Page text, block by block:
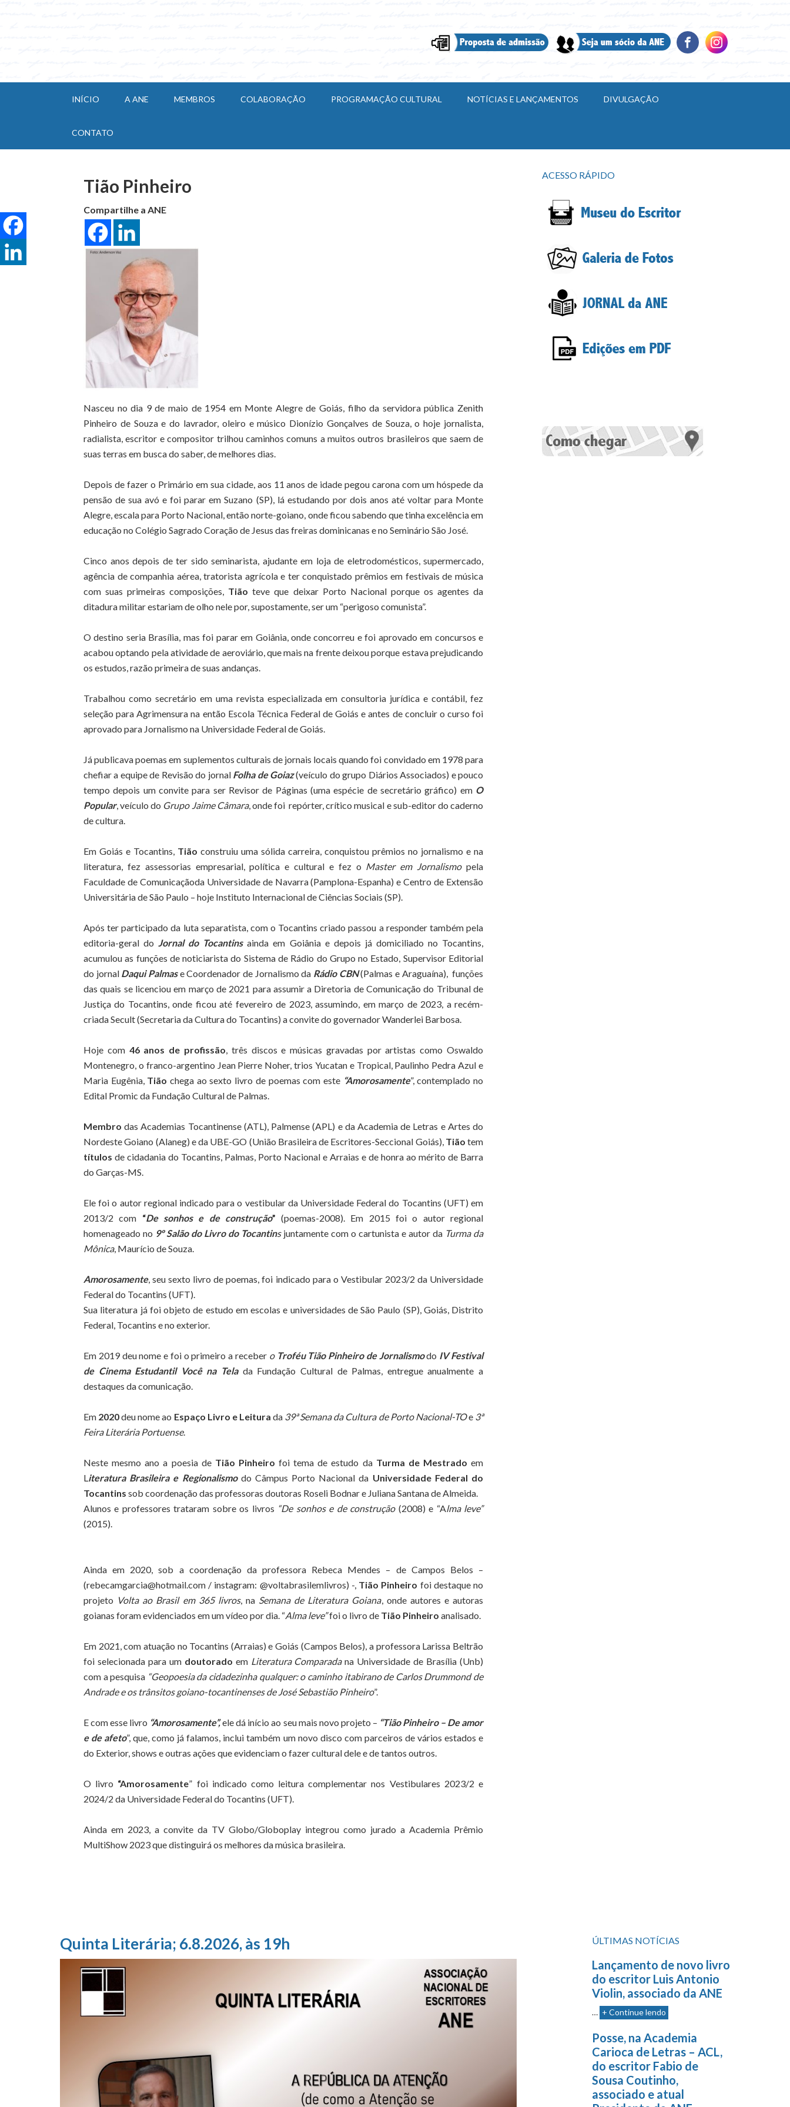
INÍCIO A ANE MEMBROS COLABORAÇÃO PROGRAMAÇÃO CULTURAL NOTÍCIAS E LANÇAMENTOS DIVULGAÇÃO
CONTATO
Tião Pinheiro
Compartilhe a ANE
Nasceu no dia 9 de maio de 1954 em Monte Alegre de Goiás, filho da servidora pública Zenith
Pinheiro de Souza e do lavrador, oleiro e músico Dionízio Gonçalves de Souza, o hoje jornalista,
radialista, escritor e compositor trilhou caminhos comuns a muitos outros brasileiros que saem de
suas terras em busca do saber, de melhores dias.
Depois de fazer o Primário em sua cidade, aos 11 anos de idade pegou carona com um hóspede da
pensão de sua avó e foi parar em Suzano (SP), lá estudando por dois anos até voltar para Monte
Alegre, escala para Porto Nacional, então norte-goiano, onde ficou sabendo que tinha excelência em
educação no Colégio Sagrado Coração de Jesus das freiras dominicanas e no Seminário São José.
Cinco anos depois de ter sido seminarista, ajudante em loja de eletrodomésticos, supermercado,
agência de companhia aérea, tratorista agrícola e ter conquistado prêmios em festivais de música
com suas primeiras composições, Tião teve que deixar Porto Nacional porque os agentes da
ditadura militar estariam de olho nele por, supostamente, ser um “perigoso comunista”.
O destino seria Brasília, mas foi parar em Goiânia, onde concorreu e foi aprovado em concursos e
acabou optando pela atividade de aeroviário, que mais na frente deixou porque estava prejudicando
os estudos, razão primeira de suas andanças.
Trabalhou como secretário em uma revista especializada em consultoria jurídica e contábil, fez
seleção para Agrimensura na então Escola Técnica Federal de Goiás e antes de concluir o curso foi
aprovado para Jornalismo na Universidade Federal de Goiás.
Já publicava poemas em suplementos culturais de jornais locais quando foi convidado em 1978 para
chefiar a equipe de Revisão do jornal Folha de Goiaz(veículo do grupo Diários Associados) e pouco
tempo depois um convite para ser Revisor de Páginas (uma espécie de secretário gráfico) em O
Popular, veículo do Grupo Jaime Câmara, onde foi repórter, crítico musical e sub-editor do caderno
de cultura.
Em Goiás e Tocantins, Tião construiu uma sólida carreira, conquistou prêmios no jornalismo e na
literatura, fez assessorias empresarial, política e cultural e fez o Master em Jornalismopela
Faculdade de Comunicaçãoda Universidade de Navarra (Pamplona-Espanha) e Centro de Extensão
Universitária de São Paulo – hoje Instituto Internacional de Ciências Sociais (SP).
Após ter participado da luta separatista, com o Tocantins criado passou a responder também pela
editoria-geral doJornal do Tocantinsainda em Goiânia e depois já domiciliado no Tocantins,
acumulou as funções de noticiarista do Sistema de Rádio do Grupo no Estado, Supervisor Editorial
do jornal Daqui Palmase Coordenador de Jornalismo da Rádio CBN(Palmas e Araguaína), funções
das quais se licenciou em março de 2021 para assumir a Diretoria de Comunicação do Tribunal de
Justiça do Tocantins, onde ficou até fevereiro de 2023, assumindo, em março de 2023, a recém-
criada Secult (Secretaria da Cultura do Tocantins) a convite do governador Wanderlei Barbosa.
Hoje com 46 anos de profissão, três discos e músicas gravadas por artistas como Oswaldo
Montenegro, o franco-argentino Jean Pierre Noher, trios Yucatan e Tropical, Paulinho Pedra Azul e
Maria Eugênia, Tião chega ao sexto livro de poemas com este “Amorosamente”, contemplado no
Edital Promic da Fundação Cultural de Palmas.
Membrodas Academias Tocantinense (ATL), Palmense (APL) e da Academia de Letras e Artes do
Nordeste Goiano (Alaneg) e da UBE-GO (União Brasileira de Escritores-Seccional Goiás), Tião tem
títulos de cidadania do Tocantins, Palmas, Porto Nacional e Arraias e de honra ao mérito de Barra
do Garças-MS.
Ele foi o autor regional indicado para o vestibular da Universidade Federal do Tocantins (UFT) em
2013/2 com “De sonhos e de construção” (poemas-2008). Em 2015 foi o autor regional
homenageado no 9º Salão do Livro do Tocantinsjuntamente com o cartunista e autor da Turma da
Mônica, Maurício de Souza.
Amorosamente, seu sexto livro de poemas, foi indicado para o Vestibular 2023/2 da Universidade
Federal do Tocantins (UFT).
Sua literatura já foi objeto de estudo em escolas e universidades de São Paulo (SP), Goiás, Distrito
Federal, Tocantins e no exterior.
Em 2019 deu nome e foi o primeiro a receber o Troféu Tião Pinheiro de Jornalismodo IV Festival
de Cinema Estudantil Você na Telada Fundação Cultural de Palmas, entregue anualmente a
destaques da comunicação.
Em 2020deu nome ao Espaço Livro e Leitura da 39ª Semana da Cultura de Porto Nacional-TOe 3ª
Feira Literária Portuense.
Neste mesmo ano a poesia deTião Pinheiro foi tema de estudo da Turma de Mestrado em
Literatura Brasileira e Regionalismodo Câmpus Porto Nacional da Universidade Federal do
Tocantins sob coordenação das professoras doutoras Roseli Bodnar e Juliana Santana de Almeida.
Alunos e professores trataram sobre os livros “De sonhos e de construção(2008) e “Alma leve”
(2015).
Ainda em 2020, sob a coordenação da professora Rebeca Mendes – de Campos Belos –
(rebecamgarcia@hotmail.com / instagram: @voltabrasilemlivros) -, Tião Pinheiro foi destaque no
projeto Volta ao Brasil em 365 livros, na Semana de Literatura Goiana, onde autores e autoras
goianas foram evidenciados em um vídeo por dia. “Alma leve”foi o livro de Tião Pinheiro analisado.
Em 2021, com atuação no Tocantins (Arraias) e Goiás (Campos Belos), a professora Larissa Beltrão
foi selecionada para um doutorado em Literatura Comparadana Universidade de Brasília (Unb)
com a pesquisa “Geopoesia da cidadezinha qualquer: o caminho itabirano de Carlos Drummond de
Andrade e os trânsitos goiano-tocantinenses de José Sebastião Pinheiro”.
E com esse livro “Amorosamente”,ele dá início ao seu mais novo projeto – “Tião Pinheiro – De amor
e de afeto”, que, como já falamos, inclui também um novo disco com parceiros de vários estados e
do Exterior, shows e outras ações que evidenciam o fazer cultural dele e de tantos outros.
O livro “Amorosamente” foi indicado como leitura complementar nos Vestibulares 2023/2 e
2024/2 da Universidade Federal do Tocantins (UFT).
Ainda em 2023, a convite da TV Globo/Globoplay integrou como jurado a Academia Prêmio
MultiShow 2023 que distinguirá os melhores da música brasileira.
ACESSO RÁPIDO
Quinta Literária; 6.8.2026, às 19h ÚLTIMAS NOTÍCIAS
Lançamento de novo livro
do escritor Luis Antonio
Violin, associado da ANE
… + Continue lendo
Posse, na Academia
Carioca de Letras – ACL,
do escritor Fabio de
Sousa Coutinho,
associado e atual